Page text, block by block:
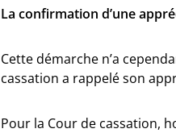
La confirmation d’une
Cette démarche n’a
cassation a rappelé son
Pour la Cour de cassation,